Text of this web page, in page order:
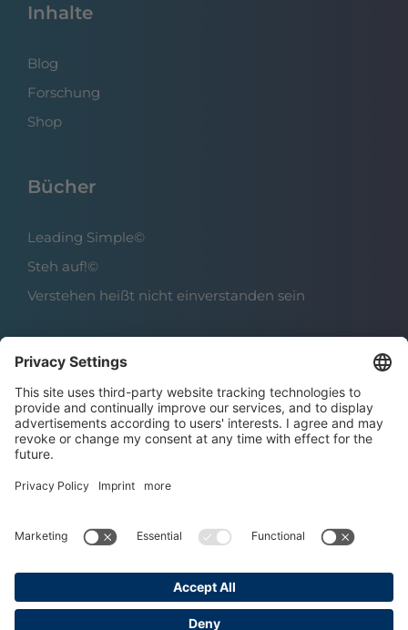
Inhalte
Blog
Forschung
Shop
Bücher
Leading Simple©
Steh auf!©
Verstehen heißt nicht einverstanden sein
Über das Institut
Boris Grundl
Das Team
DatenschutzImpressumAGBs
Copyright © 2025 Grundl Institut